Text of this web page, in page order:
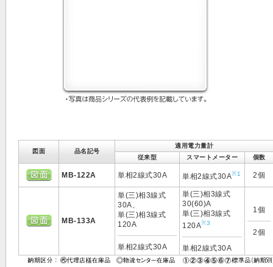
図面 品名記号
適用電力量計
従来型
スマートメーター 個数
MB-122A 単相2線式30A 単相2線式30A※1 2個
MB-133A
単(三)相3線式
30A、
単(三)相3線式
120A
単相2線式30A
単(三)相3線式
30(60)A
単(三)相3線式
120A※3
単相2線式30A
1個
2個